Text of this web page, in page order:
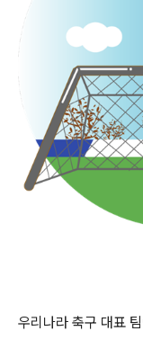
우리나라 축구 대표